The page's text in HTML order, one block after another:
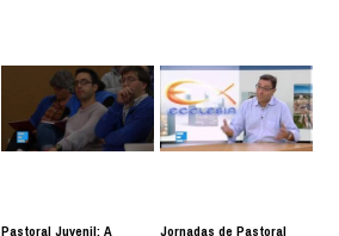
Pastoral Juvenil: A Jornadas de Pastoral